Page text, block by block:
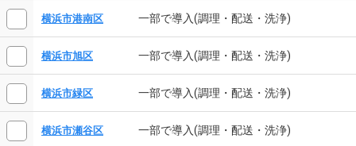
横浜市港南区 一部で導入(調理・配送・洗浄)
横浜市旭区 一部で導入(調理・配送・洗浄)
横浜市緑区 一部で導入(調理・配送・洗浄)
横浜市瀬谷区 一部で導入(調理・配送・洗浄)